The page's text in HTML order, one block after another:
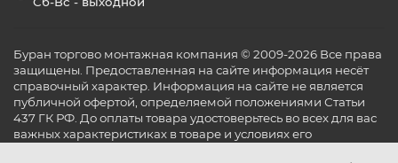
Буран торгово монтажная компания © 2009-2026 Все права
защищены. Предоставленная на сайте информация несёт
справочный характер. Информация на сайте не является
публичной офертой, определяемой положениями Статьи
437 ГК РФ. До оплаты товара удостоверьтесь во всех для вас
важных характеристиках в товаре и условиях его